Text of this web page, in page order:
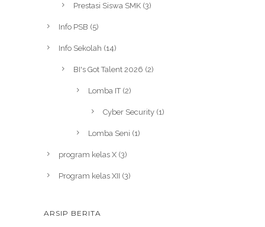
Prestasi Siswa SMK (3)
Info PSB (5)
Info Sekolah (14)
BI's Got Talent 2026 (2)
Lomba IT(2)
Cyber Security (1)
Lomba Seni (1)
program kelas X (3)
Program kelas XII (3)
ARSIP BERITA